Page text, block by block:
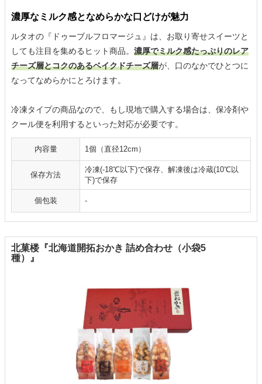
濃厚なミルク感となめらかな口どけが魅力
ルタオの『ドゥーブルフロマージュ』は、お取り寄せスイーツと
しても注目を集めるヒット商品。 濃厚でミルク感たっぷりのレア
チーズ層とコクのあるベイクドチーズ層が、口のなかでひとつに
なってなめらかにとろけます。
冷凍タイプの商品なので、もし現地で購入する場合は、保冷剤や
クール便を利用するといった対応が必要です。
内容量 1個（直径12cm）
保存方法
冷凍(-18℃以下)で保存、解凍後は冷蔵(10℃以
下)で保存
個包装 -
北菓楼『北海道開拓おかき 詰め合わせ（小袋5
種）』